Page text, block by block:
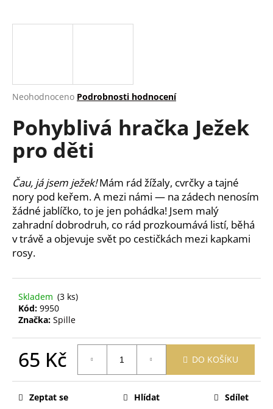
Průměrné
produktu
je
5
hvězdiček.
Neohodnoceno Podrobnosti hodnocení
Pohyblivá hračka Ježek
pro děti
Čau, já jsem ježek!Mám rád žížaly, cvrčky a tajné
nory pod keřem. A mezi námi — na zádech nenosím
žádné jablíčko, to je jen pohádka! Jsem malý
zahradní dobrodruh, co rád prozkoumává listí, běhá
v trávě a objevuje svět po cestičkách mezi kapkami
rosy.
Skladem (3 ks)
Kód: 9950
Značka: Spille
65 Kč DO KOŠÍKU
Zeptat se Hlídat Sdílet
j
?
HLEDAT
D
o
p
o
r
u
č
e
e
OBAL
ZDRAVOTNÍ